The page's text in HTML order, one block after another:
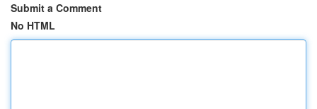
Submit a Comment
No HTML